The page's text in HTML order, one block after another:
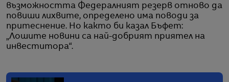
възможността Федералният резерв отново да
повиши лихвите, определено има поводи за
притеснение. Но както би казал Бъфет:
„Лошите новини са най-добрият приятел на
инвеститора“.